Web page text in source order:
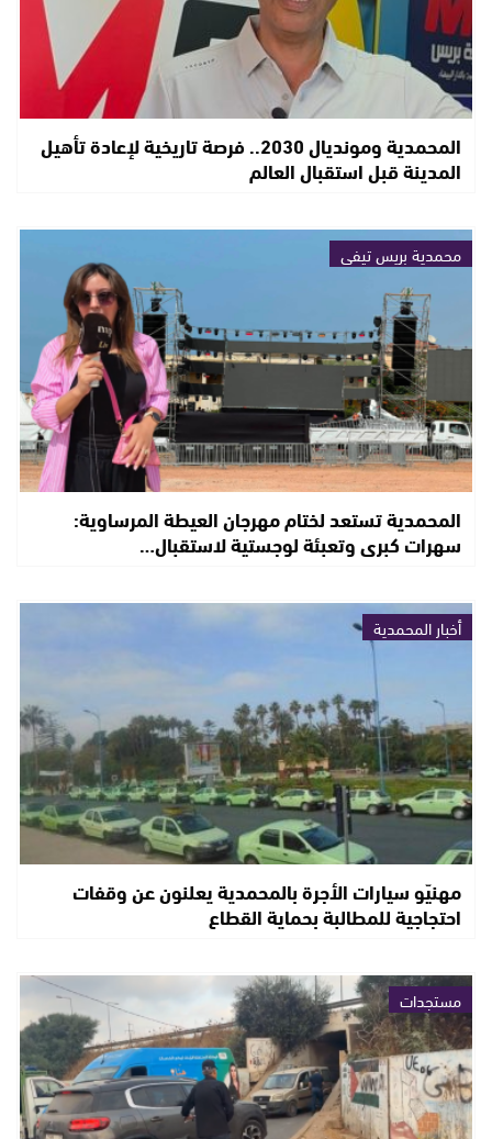
المحمدية ومونديال 2030.. فرصة تاريخية لإعادة تأهيل
المدينة قبل استقبال العالم
محمدية بريس تيفي
المحمدية تستعد لختام مهرجان العيطة المرساوية:
سهرات كبرى وتعبئة لوجستية لاستقبال…
أخبار المحمدية
مهنيّو سيارات الأجرة بالمحمدية يعلنون عن وقفات
احتجاجية للمطالبة بحماية القطاع
مستجدات